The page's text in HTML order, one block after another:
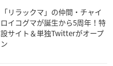
「リラックマ」の仲間・チャイ
ロイコグマが誕生から5周年！特
設サイト＆単独Twitterがオープ
ン